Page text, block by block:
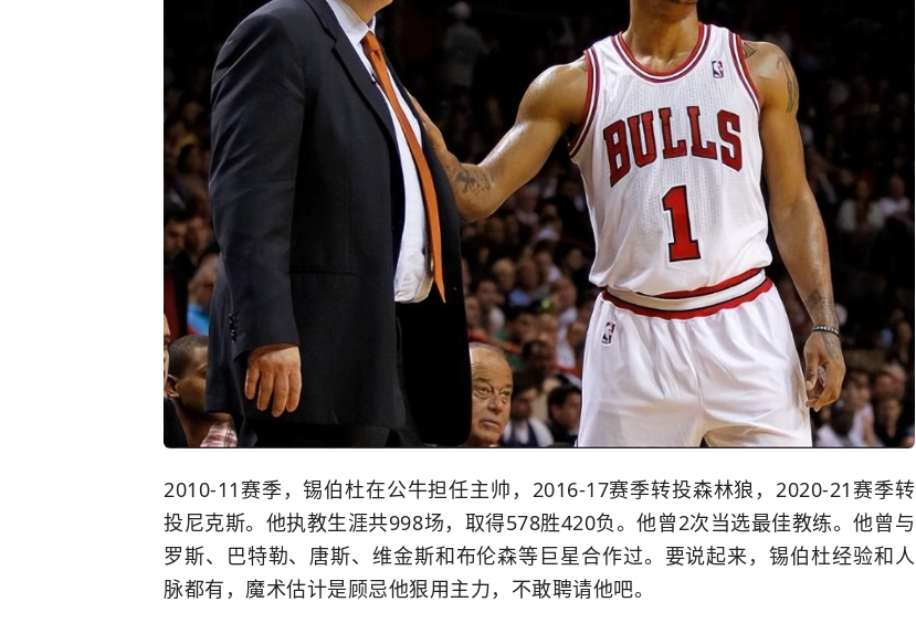
2010-11赛季，锡伯杜在公牛担任主帅，2016-17赛季转投森林狼，2020-21赛季转
投尼克斯。他执教生涯共998场，取得578胜420负。他曾2次当选最佳教练。他曾与
罗斯、巴特勒、唐斯、维金斯和布伦森等巨星合作过。要说起来，锡伯杜经验和人
脉都有，魔术估计是顾忌他狠用主力，不敢聘请他吧。